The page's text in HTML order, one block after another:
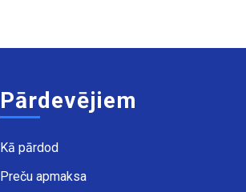
Pārdevējiem
Kā pārdod
Preču apmaksa